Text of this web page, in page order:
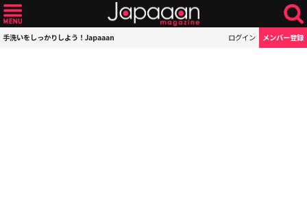
手洗いをしっかりしよう！Japaaan ログイン メンバー登録